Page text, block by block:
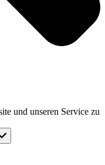
und unseren Service zu